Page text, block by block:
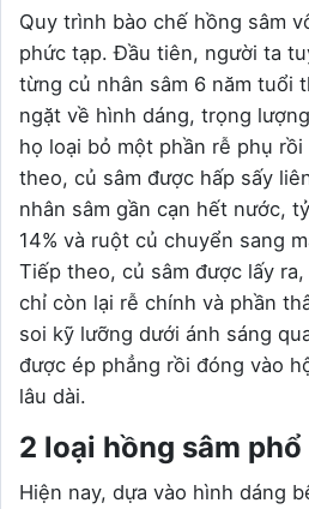
Quy trình bào chế hồng sâm
phức tạp. Đầu tiên, người ta
từng củ nhân sâm 6 năm tuổi
ngặt về hình dáng, trọng
họ loại bỏ một phần rễ phụ
theo, củ sâm được hấp sấy
nhân sâm gần cạn hết nước,
14% và ruột củ chuyển sang
Tiếp theo, củ sâm được lấy
chỉ còn lại rễ chính và phần
soi kỹ lưỡng dưới ánh sáng
được ép phẳng rồi đóng vào
lâu dài.
2 loại hồng sâm phổ
Hiện nay, dựa vào hình dáng